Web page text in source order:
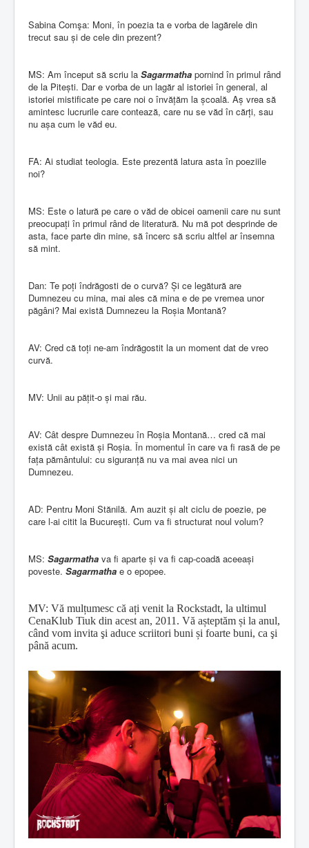
Sabina Comşa: Moni, în poezia ta e vorba de lagărele din
trecut sau și de cele din prezent?
MS: Am început să scriu la Sagarmatha pornind în primul rând
de la Pitești. Dar e vorba de un lagăr al istoriei în general, al
istoriei mistificate pe care noi o învățăm la școală. Aș vrea să
amintesc lucrurile care contează, care nu se văd în cărți, sau
nu așa cum le văd eu.
FA: Ai studiat teologia. Este prezentă latura asta în poeziile
noi?
MS: Este o latură pe care o văd de obicei oamenii care nu sunt
preocupați în primul rând de literatură. Nu mă pot desprinde de
asta, face parte din mine, să încerc să scriu altfel ar însemna
să mint.
Dan: Te poți îndrăgosti de o curvă? Și ce legătură are
Dumnezeu cu mina, mai ales că mina e de pe vremea unor
păgâni? Mai există Dumnezeu la Roșia Montană?
AV: Cred că toți ne-am îndrăgostit la un moment dat de vreo
curvă.
MV: Unii au pățit-o și mai rău.
AV: Cât despre Dumnezeu în Roșia Montană… cred că mai
există cât există și Roșia. În momentul în care va fi rasă de pe
fața pământului: cu siguranță nu va mai avea nici un
Dumnezeu.
AD: Pentru Moni Stănilă. Am auzit și alt ciclu de poezie, pe
care l-ai citit la București. Cum va fi structurat noul volum?
MS: Sagarmatha va fi aparte și va fi cap-coadă aceeași
poveste. Sagarmatha e o epopee.
MV: Vă mulțumesc că ați venit la Rockstadt, la ultimul
CenaKlub Tiuk din acest an, 2011. Vă așteptăm și la anul,
când vom invita şi aduce scriitori buni și foarte buni, ca şi
până acum.